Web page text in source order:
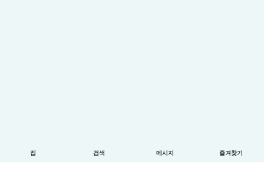
집 검색 메시지 즐겨찾기